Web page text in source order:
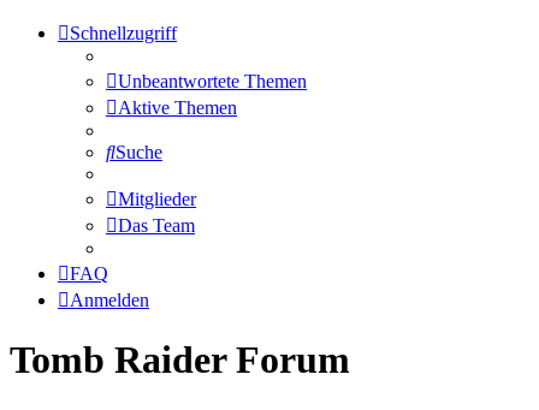
Schnellzugriff
Unbeantwortete Themen
Aktive Themen
Suche
Mitglieder
Das Team
FAQ
Anmelden
Tomb Raider Forum